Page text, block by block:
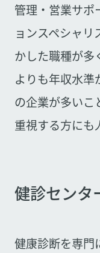
管理・営業サポ
ョンスペシャ
かした職種が多
よりも年収水準
の企業が多いこ
重視する方にも
健診センタ
健康診断を専門